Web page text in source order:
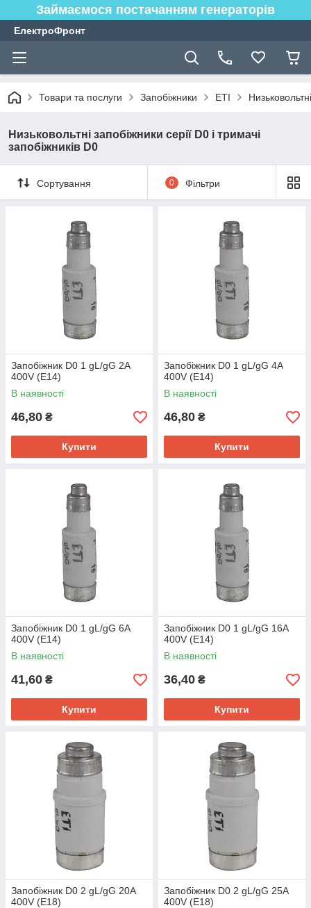
Займаємося постачанням генераторів
ЕлектроФронт
Товари та послуги Запобіжники ETI
Низьковольтні запобіжники серії D0 і тримачі
запобіжників D0
Сортування 0 Фільтри
Запобіжник D0 1 gL/gG 2A
400V (E14)
В наявності
46,80 ₴
Купити
Запобіжник D0 1 gL/gG 4A
400V (E14)
В наявності
46,80 ₴
Купити
Запобіжник D0 1 gL/gG 6A
400V (E14)
В наявності
41,60 ₴
Купити
Запобіжник D0 1 gL/gG 16A
400V (E14)
В наявності
36,40 ₴
Купити
Запобіжник D0 2 gL/gG 20A
400V (E18)
Запобіжник D0 2 gL/gG 25A
400V (E18)